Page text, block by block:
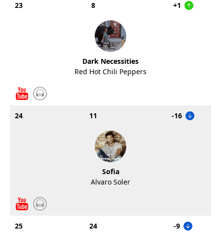
23 8 +1
Dark Necessities
Red Hot Chili Peppers
24 11 -16
Sofia
Alvaro Soler
25 24 -9